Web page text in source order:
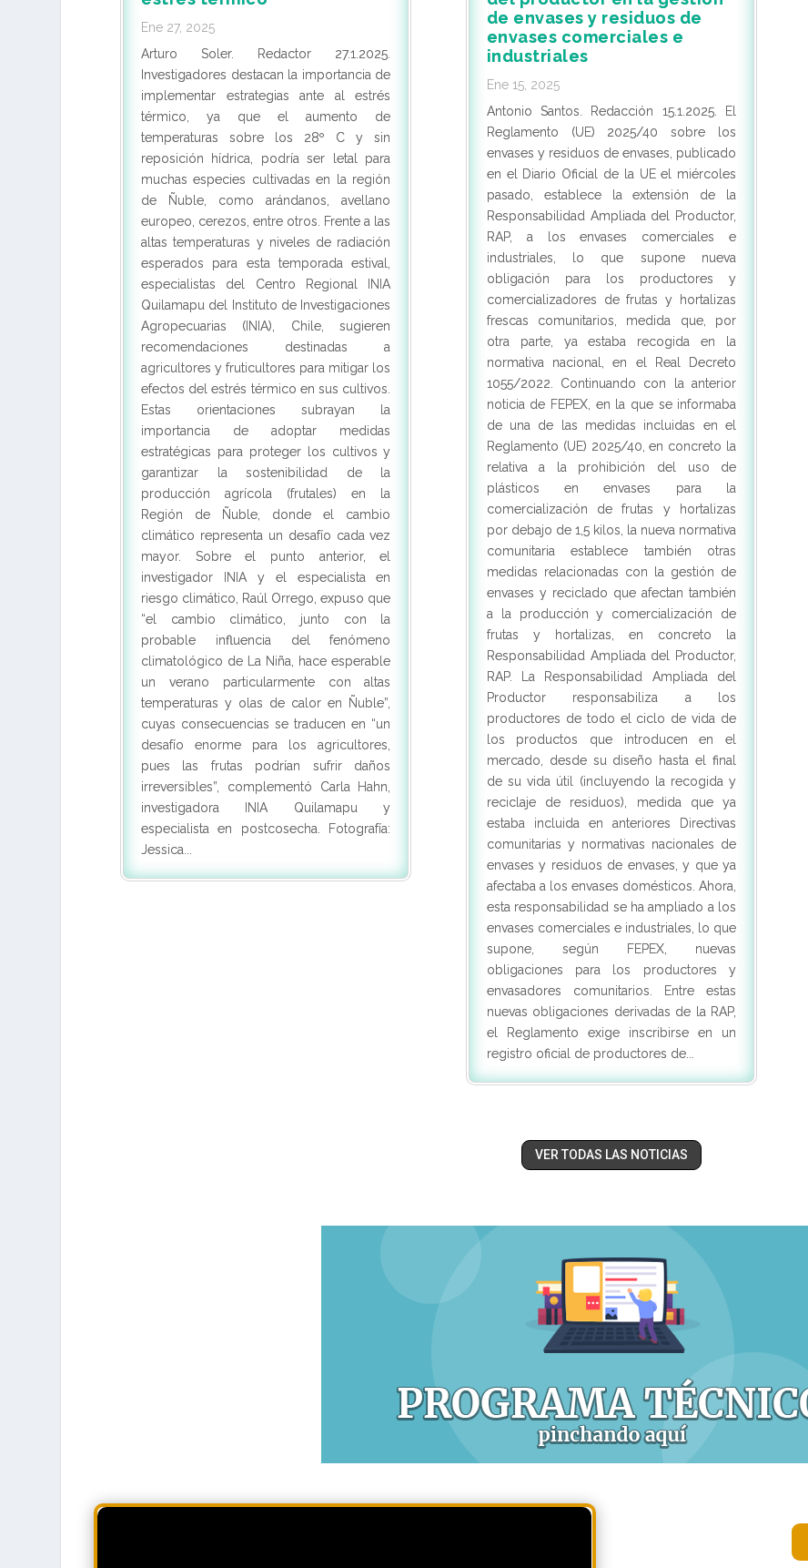
Ene 27, 2025
Arturo Soler. Redactor 27.1.2025.
Investigadores destacan la importancia de
implementar estrategias ante al estrés
térmico, ya que el aumento de
temperaturas sobre los 28º C y sin
reposición hídrica, podría ser letal para
muchas especies cultivadas en la región
de Ñuble, como arándanos, avellano
europeo, cerezos, entre otros. Frente a las
altas temperaturas y niveles de radiación
esperados para esta temporada estival,
especialistas del Centro Regional INIA
Quilamapu del Instituto de Investigaciones
Agropecuarias (INIA), Chile, sugieren
recomendaciones destinadas a
agricultores y fruticultores para mitigar los
efectos del estrés térmico en sus cultivos.
Estas orientaciones subrayan la
importancia de adoptar medidas
estratégicas para proteger los cultivos y
garantizar la sostenibilidad de la
producción agrícola (frutales) en la
Región de Ñuble, donde el cambio
climático representa un desafío cada vez
mayor. Sobre el punto anterior, el
investigador INIA y el especialista en
riesgo climático, Raúl Orrego, expuso que
“el cambio climático, junto con la
probable influencia del fenómeno
climatológico de La Niña, hace esperable
un verano particularmente con altas
temperaturas y olas de calor en Ñuble”,
cuyas consecuencias se traducen en “un
desafío enorme para los agricultores,
pues las frutas podrían sufrir daños
irreversibles”, complementó Carla Hahn,
investigadora INIA Quilamapu y
especialista en postcosecha. Fotografía:
Jessica...
de envases y residuos de
envases comerciales e
industriales
Ene 15, 2025
Antonio Santos. Redacción 15.1.2025. El
Reglamento (UE) 2025/40 sobre los
envases y residuos de envases, publicado
en el Diario Oficial de la UE el miércoles
pasado, establece la extensión de la
Responsabilidad Ampliada del Productor,
RAP, a los envases comerciales e
industriales, lo que supone nueva
obligación para los productores y
comercializadores de frutas y hortalizas
frescas comunitarios, medida que, por
otra parte, ya estaba recogida en la
normativa nacional, en el Real Decreto
1055/2022. Continuando con la anterior
noticia de FEPEX, en la que se informaba
de una de las medidas incluidas en el
Reglamento (UE) 2025/40, en concreto la
relativa a la prohibición del uso de
plásticos en envases para la
comercialización de frutas y hortalizas
por debajo de 1,5 kilos, la nueva normativa
comunitaria establece también otras
medidas relacionadas con la gestión de
envases y reciclado que afectan también
a la producción y comercialización de
frutas y hortalizas, en concreto la
Responsabilidad Ampliada del Productor,
RAP. La Responsabilidad Ampliada del
Productor responsabiliza a los
productores de todo el ciclo de vida de
los productos que introducen en el
mercado, desde su diseño hasta el final
de su vida útil (incluyendo la recogida y
reciclaje de residuos), medida que ya
estaba incluida en anteriores Directivas
comunitarias y normativas nacionales de
envases y residuos de envases, y que ya
afectaba a los envases domésticos. Ahora,
esta responsabilidad se ha ampliado a los
envases comerciales e industriales, lo que
supone, según FEPEX, nuevas
obligaciones para los productores y
envasadores comunitarios. Entre estas
nuevas obligaciones derivadas de la RAP,
el Reglamento exige inscribirse en un
registro oficial de productores de...
VER TODAS LAS NOTICIAS